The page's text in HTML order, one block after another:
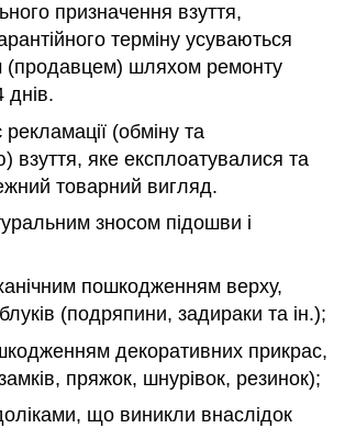
призначення взуття,
терміну усуваються
(продавцем) шляхом ремонту
днів.
(обміну та
взуття, яке експлоатувалися та
товарний вигляд.
зносом підошви і
пошкодженням верху,
(подряпини, задираки та ін.);
декоративних прикрас,
пряжок, шнурівок, резинок);
що виникли внаслідок